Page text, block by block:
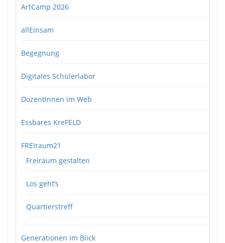
ArtCamp 2026
allEinsam
Begegnung
Digitales Schülerlabor
DozentInnen im Web
Essbares KreFELD
FREIraum21
Freiraum gestalten
Los geht’s
Quartierstreff
Generationen im Blick